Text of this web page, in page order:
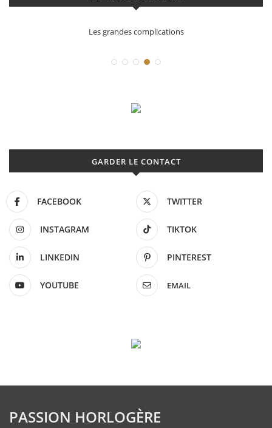
Déconstruction Parmigiani
GARDER LE CONTACT
FACEBOOK TWITTER
INSTAGRAM TIKTOK
LINKEDIN PINTEREST
YOUTUBE EMAIL
PASSION HORLOGÈRE